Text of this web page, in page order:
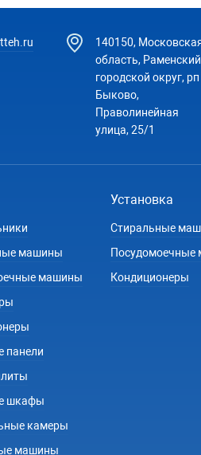
140150,
область, Раменский
городской округ, рп
Быково,
Праволинейная
улица, 25/1
машины
машины
панели
шкафы
камеры
машины
Установка
Стиральные
Кондиционеры